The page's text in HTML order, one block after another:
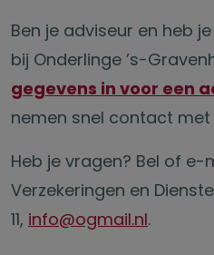
Ben je adviseur en heb
bij Onderlinge ’s-
gegevens in voor een
nemen snel contact met
Heb je vragen? Bel of
Verzekeringen en
11, info@ogmail.nl.